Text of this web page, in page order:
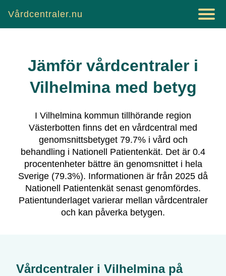
Vårdcentraler.nu
Jämför vårdcentraler i
Vilhelminamed betyg
I Vilhelmina kommun tillhörande region
Västerbotten finns det en vårdcentral med
genomsnittsbetyget 79.7% i vård och
behandling i Nationell Patientenkät. Det är 0.4
procentenheter bättre än genomsnittet i hela
Sverige (79.3%). Informationen är från 2025 då
Nationell Patientenkät senast genomfördes.
Patientunderlaget varierar mellan vårdcentraler
och kan påverka betygen.
Vårdcentraler i Vilhelminapå